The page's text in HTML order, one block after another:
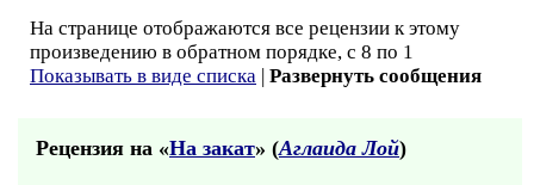
На странице отображаются все рецензии к этому
произведению в обратном порядке, с 8 по 1
Показывать в виде списка | Развернуть сообщения
Рецензия на «На закат» (Аглаида Лой)